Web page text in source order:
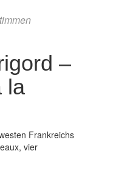
–
la
Frankreichs
vier